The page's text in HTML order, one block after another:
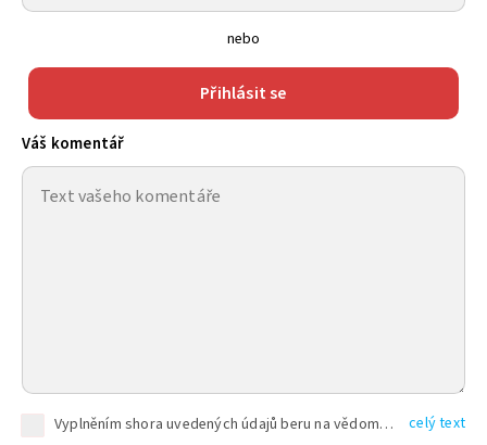
nebo
Přihlásit se
Váš komentář
Vyplněním shora uvedených údajů beru na vědomí, že společnost TEXT FACTORY s.r.o., sídlem Brno, Durďákova 336/29, Černá Pole, PSČ: 613 00, IČ: 06157831, zapsané u Krajského soudu v Brně, oddíl C, vložka 100399, bude zpracovávat mé osobní údaje uvedené v rámci mnou vyplněného registračního formuláře na základě oprávněných zájmů TEXT FACTORY s.r.o. dle čl. 6 odst. 1 písm. f) GDPR a pro splnění právních povinností (čl. 6 odst. 1 písm. c) GDPR), a to pro tyto účely: nezbytnost zajistit oprávnění návštěvníka webových stránek provozovaných společností TEXT FACTORY s.r.o. přispívat aktivně ke zveřejněným článkům nebo v rámci diskusních fór a výkon práv TEXT FACTORY s.r.o. jako administrátora těchto diskusních fór. Více informací o zpracování osobních údajů a právech lze nalézt v celý text